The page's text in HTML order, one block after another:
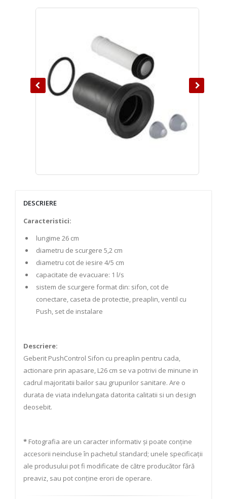
DESCRIERE
Caracteristici:
lungime 26 cm
diametru de scurgere 5,2 cm
diametru cot de iesire 4/5 cm
capacitate de evacuare: 1 l/s
sistem de scurgere format din: sifon, cot de
conectare, caseta de protectie, preaplin, ventil cu
Push, set de instalare
Descriere:
Geberit PushControl Sifon cu preaplin pentru cada,
actionare prin apasare, L26 cm se va potrivi de minune in
cadrul majoritatii bailor sau grupurilor sanitare. Are o
durata de viata indelungata datorita calitatii si un design
deosebit.
* Fotografia are un caracter informativ și poate conține
accesorii neincluse în pachetul standard; unele specificații
ale produsului pot fi modificate de către producător fără
preaviz, sau pot conține erori de operare.